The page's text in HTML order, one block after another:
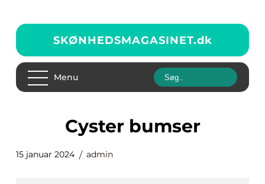
SKØNHEDSMAGASINET.dk
Menu
cyster bumser
15 januar 2024 admin